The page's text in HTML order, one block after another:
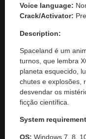
Voice language:
Crack/Activator:
Description:
Spaceland é um
turnos, que lembra
planeta esquecido,
chutes e explosões,
desvendar os
ficção científica.
System
OS: Windows 7, 8,